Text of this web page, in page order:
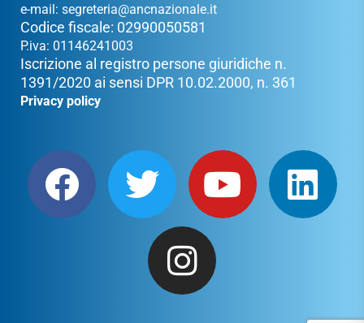
e-mail: segreteria@ancnazionale.it
Codice fiscale: 02990050581
P.iva: 01146241003
Iscrizione al registro persone giuridiche n.
1391/2020 ai sensi DPR 10.02.2000, n. 361
Privacy policy